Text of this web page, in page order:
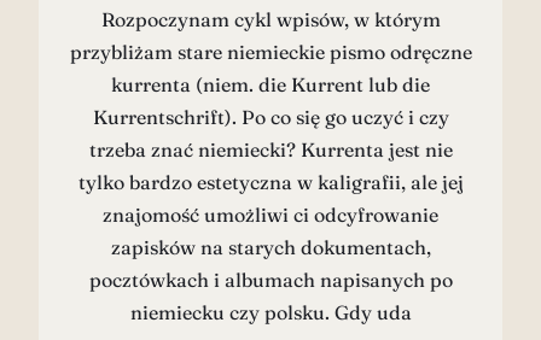
Rozpoczynam cykl wpisów, w którym
przybliżam stare niemieckie pismo odręczne
kurrenta (niem. die Kurrent lub die
Kurrentschrift). Po co się go uczyć i czy
trzeba znać niemiecki? Kurrenta jest nie
tylko bardzo estetyczna w kaligrafii, ale jej
znajomość umożliwi ci odcyfrowanie
zapisków na starych dokumentach,
pocztówkach i albumach napisanych po
niemiecku czy polsku. Gdy uda